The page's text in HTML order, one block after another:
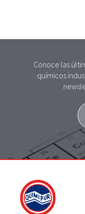
Conoce las
químicos